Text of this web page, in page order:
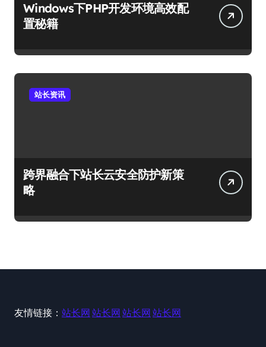
Windows下PHP开发环境高效配
置秘籍
站长资讯
跨界融合下站长云安全防护新策
略
友情链接： 站长网 站长网 站长网 站长网